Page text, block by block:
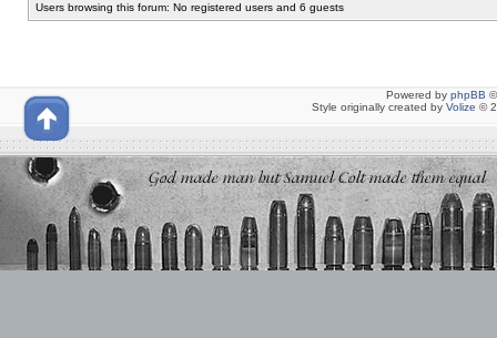
Users browsing this forum: No registered users and 6 guests
Powered by phpBB
Style originally created by Volize ©